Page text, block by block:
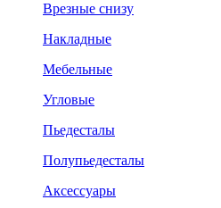
Врезные снизу
Накладные
Мебельные
Угловые
Пьедесталы
Полупьедесталы
Аксессуары